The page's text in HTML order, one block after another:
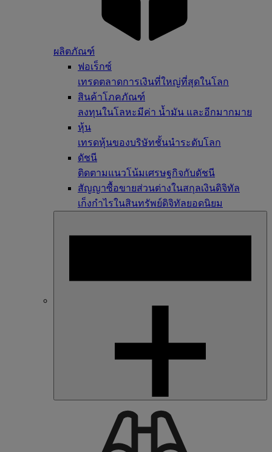
ผลิตภัณฑ์
ฟอเร็กซ์
เทรดตลาดการเงินที่ใหญ่ที่สุดในโลก
สินค้าโภคภัณฑ์
ลงทุนในโลหะมีค่า น้ำมัน และอีกมากมาย
หุ้น
เทรดหุ้นของบริษัทชั้นนำระดับโลก
ดัชนี
ติดตามแนวโน้มเศรษฐกิจกับดัชนี
สัญญาซื้อขายส่วนต่างในสกุลเงินดิจิทัล
เก็งกำไรในสินทรัพย์ดิจิทัลยอดนิยม